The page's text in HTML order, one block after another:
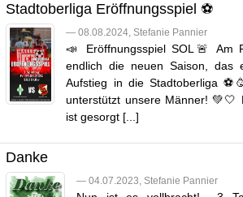
Stadtoberliga Eröffnungsspiel ⚽️
— 08.08.2024, Stefanie Pannier
📣 Eröffnungsspiel SOL🚨 Am
endlich die neuen Saison, das
Aufstieg in die Stadtoberliga
unterstützt unsere Männer! 💚🤍
ist gesorgt [...]
Danke
— 04.07.2023, Stefanie Pannier